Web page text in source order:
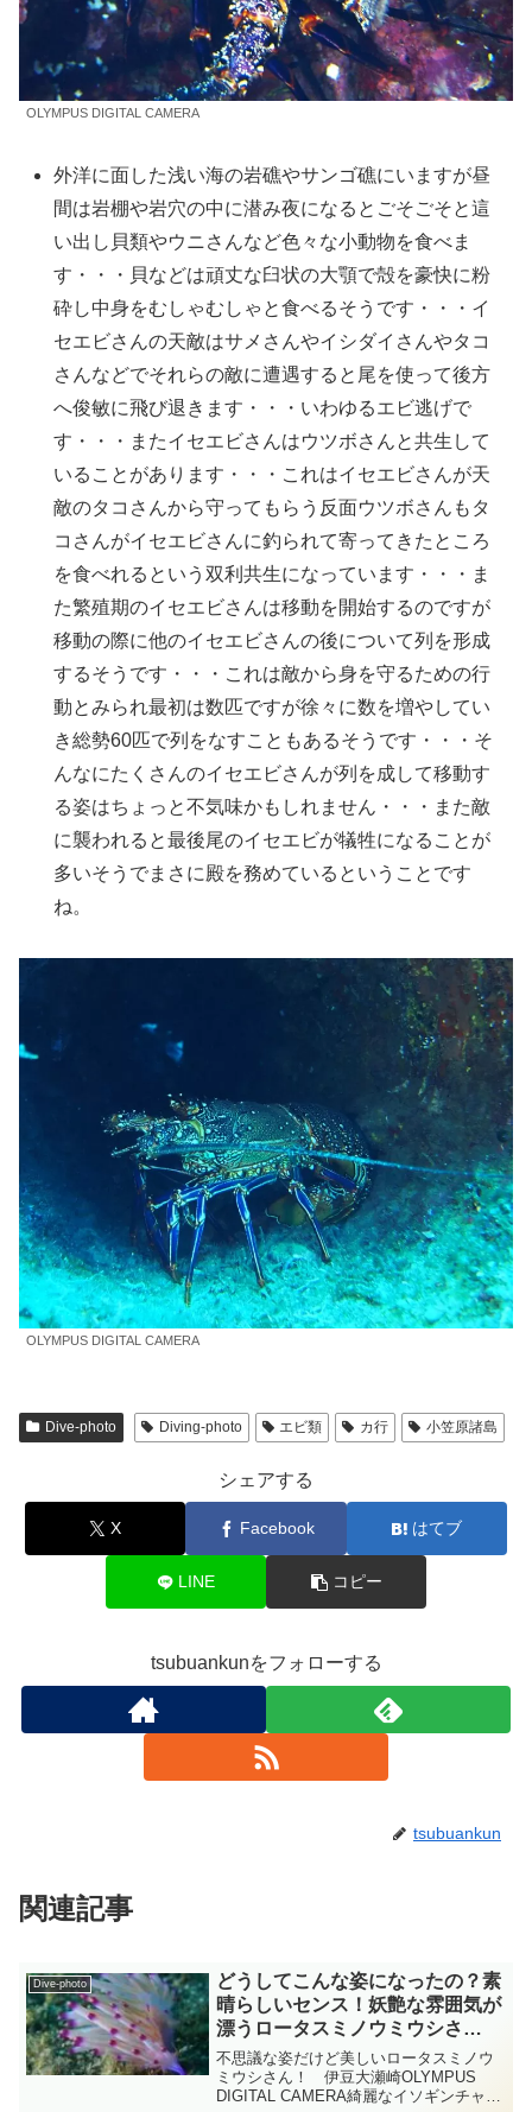
OLYMPUS DIGITAL CAMERA
外洋に面した浅い海の岩礁やサンゴ礁にいますが昼
間は岩棚や岩穴の中に潜み夜になるとごそごそと這
い出し貝類やウニさんなど色々な小動物を食べま
す・・・貝などは頑丈な臼状の大顎で殻を豪快に粉
砕し中身をむしゃむしゃと食べるそうです・・・イ
セエビさんの天敵はサメさんやイシダイさんやタコ
さんなどでそれらの敵に遭遇すると尾を使って後方
へ俊敏に飛び退きます・・・いわゆるエビ逃げで
す・・・またイセエビさんはウツボさんと共生して
いることがあります・・・これはイセエビさんが天
敵のタコさんから守ってもらう反面ウツボさんもタ
コさんがイセエビさんに釣られて寄ってきたところ
を食べれるという双利共生になっています・・・ま
た繁殖期のイセエビさんは移動を開始するのですが
移動の際に他のイセエビさんの後について列を形成
するそうです・・・これは敵から身を守るための行
動とみられ最初は数匹ですが徐々に数を増やしてい
き総勢60匹で列をなすこともあるそうです・・・そ
んなにたくさんのイセエビさんが列を成して移動す
る姿はちょっと不気味かもしれません・・・また敵
に襲われると最後尾のイセエビが犠牲になることが
多いそうでまさに殿を務めているということです
ね。
OLYMPUS DIGITAL CAMERA
Dive-photo Diving-photo エビ類 カ行 小笠原諸島
シェアする
X Facebook はてブ
LINE コピー
tsubuankunをフォローする
tsubuankun
関連記事
Dive-photo
どうしてこんな姿になったの？素
晴らしいセンス！妖艶な雰囲気が
漂うロータスミノウミウシさ
ん！ 伊豆大瀬崎 ウミウシ
diving-photo-summary-
tsubuankun
不思議な姿だけど美しいロータスミノウ
ミウシさん！ 伊豆大瀬崎OLYMPUS
DIGITAL CAMERA綺麗なイソギンチャク